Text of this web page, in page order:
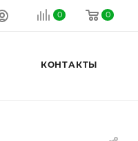
0 0
КОНТАКТЫ